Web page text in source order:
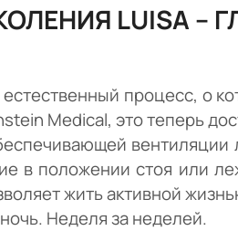
LUISA
процесс, о
Medical, это теперь
вентиляции
в положении стоя или
жить активной
Неделя за неделей.